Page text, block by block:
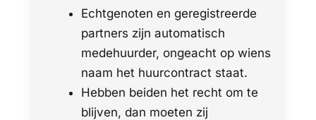
Echtgenoten en geregistreerde
partners zijn automatisch
medehuurder, ongeacht op wiens
naam het huurcontract staat.
Hebben beiden het recht om te
blijven, dan moeten zij